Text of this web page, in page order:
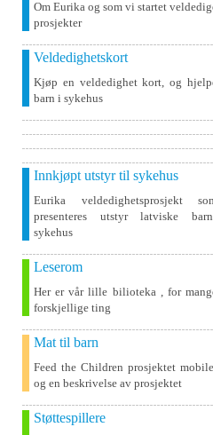
Om Eurika og som vi startet
prosjekter
Veldedighetskort
Kjøp en veldedighet kort, og
barn i sykehus
Innkjøpt utstyr til sykehus
Eurika veldedighetsprosjekt
presenteres utstyr latviske
sykehus
Leserom
Her er vår lille bilioteka , for
forskjellige ting
Mat til barn
Feed the Children prosjektet
og en beskrivelse av prosjektet
Støttespillere